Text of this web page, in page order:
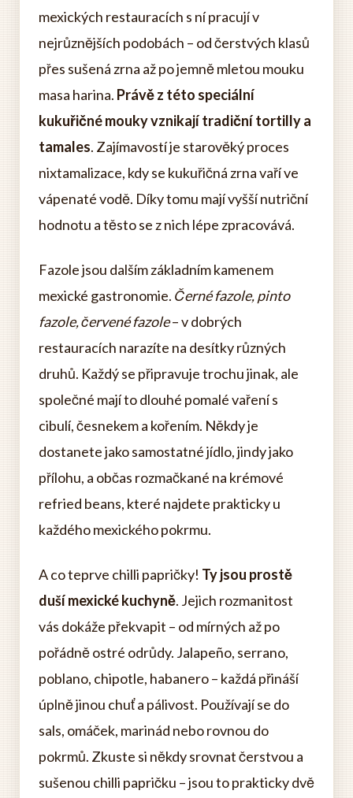
mexických restauracích s ní pracují v
nejrůznějších podobách – od čerstvých klasů
přes sušená zrna až po jemně mletou mouku
masa harina. Právě z této speciální
kukuřičné mouky vznikají tradiční tortilly a
tamales. Zajímavostí je starověký proces
nixtamalizace, kdy se kukuřičná zrna vaří ve
vápenaté vodě. Díky tomu mají vyšší nutriční
hodnotu a těsto se z nich lépe zpracovává.
Fazole jsou dalším základním kamenem
mexické gastronomie. Černé fazole, pinto
fazole, červené fazole– v dobrých
restauracích narazíte na desítky různých
druhů. Každý se připravuje trochu jinak, ale
společné mají to dlouhé pomalé vaření s
cibulí, česnekem a kořením. Někdy je
dostanete jako samostatné jídlo, jindy jako
přílohu, a občas rozmačkané na krémové
refried beans, které najdete prakticky u
každého mexického pokrmu.
A co teprve chilli papričky! Ty jsou prostě
duší mexické kuchyně. Jejich rozmanitost
vás dokáže překvapit – od mírných až po
pořádně ostré odrůdy. Jalapeño, serrano,
poblano, chipotle, habanero – každá přináší
úplně jinou chuť a pálivost. Používají se do
sals, omáček, marinád nebo rovnou do
pokrmů. Zkuste si někdy srovnat čerstvou a
sušenou chilli papričku – jsou to prakticky dvě